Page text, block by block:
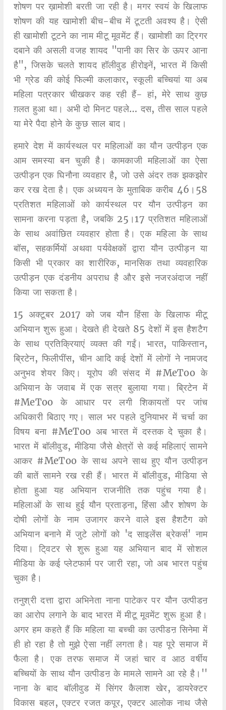
शोषण पर ख़ामोशी बरती जा रही है। मगर स्वयं के खिलाफ
शोषण की यह खामोशी बीच-बीच में टूटती अवश्य है। ऐसी
ही खामोशी टूटने का नाम मीटू मूवमेंट हैं। खामोशी का ट्रिगर
दबाने की असली वजह शायद "पानी का सिर के ऊपर आना
है", जिसके चलते शायद हॉलीवुड हीरोइनें, भारत में किसी
भी ग्रेड की कोई फिल्मी कलाकार, स्कूली बच्चियां या अब
महिला पत्रकार चीखकर कह रही हैं- हां, मेरे साथ कुछ
ग़लत हुआ था। अभी दो मिनट पहले… दस, तीस साल पहले
या मेरे पैदा होने के कुछ साल बाद।
हमारे देश में कार्यस्थल पर महिलाओं का यौन उत्पीड़न एक
आम समस्या बन चुकी है। कामकाजी महिलाओं का ऐसा
उत्पीड़न एक घिनौना व्यवहार है, जो उसे अंदर तक झकझोर
कर रख देता है। एक अध्ययन के मुताबिक करीब 46।58
प्रतिशत महिलाओं को कार्यस्थल पर यौन उत्पीड़न का
सामना करना पड़ता है, जबकि 25।17 प्रतिशत महिलाओं
के साथ अवांछित व्यवहार होता है। एक महिला के साथ
बॉस, सहकर्मियों अथवा पर्यवेक्षकों द्वारा यौन उत्पीड़न या
किसी भी प्रकार का शारीरिक, मानसिक तथा व्यवहारिक
उत्पीड़न एक दंडनीय अपराध है और इसे नजरअंदाज नहीं
किया जा सकता है।
15 अक्टूबर 2017 को जब यौन हिंसा के खिलाफ मीटू
अभियान शुरू हुआ। देखते ही देखते 85 देशों में इस हैशटैग
के साथ प्रतिक्रियाएं व्यक्त की गईं। भारत, पाकिस्तान,
ब्रिटेन, फिलीपींस, चीन आदि कई देशों में लोगों ने नामजद
अनुभव शेयर किए। यूरोप की संसद में #MeToo के
अभियान के जवाब में एक सत्र बुलाया गया। ब्रिटेन में
#MeToo के आधार पर लगी शिकायतों पर जांच
अधिकारी बिठाए गए। साल भर पहले दुनियाभर में चर्चा का
विषय बना #MeToo अब भारत में दस्तक दे चुका है।
भारत में बॉलीवुड, मीडिया जैसे क्षेत्रों से कई महिलाएं सामने
आकर #MeToo के साथ अपने साथ हुए यौन उत्पीड़न
की बातें सामने रख रही हैं। भारत में बॉलीवुड, मीडिया से
होता हुआ यह अभियान राजनीति तक पहुंच गया है।
महिलाओं के साथ हुई यौन प्रताड़ना, हिंसा और शोषण के
दोषी लोगों के नाम उजागर करने वाले इस हैशटैग को
अभियान बनाने में जुटे लोगों को 'द साइलेंस ब्रेकर्स' नाम
दिया। टि्वटर से शुरू हुआ यह अभियान बाद में सोशल
मीडिया के कई प्लेटफार्म पर जारी रहा, जो अब भारत पहुंच
चुका है।
तनुश्री दत्ता द्वारा अभिनेता नाना पाटेकर पर यौन उत्पीडऩ
का आरोप लगाने के बाद भारत में मीटू मूवमेंट शुरू हुआ है।
अगर हम कहते हैं कि महिला या बच्ची का उत्पीडऩ सिनेमा में
ही हो रहा है तो मुझे ऐसा नहीं लगता है। यह पूरे समाज में
फैला है। एक तरफ समाज में जहां चार व आठ वर्षीय
बच्चियों के साथ यौन उत्पीडऩ के मामले सामने आ रहे है।''
नाना के बाद बॉलीवुड में सिंगर कैलाश खेर, डायरेक्टर
विकास बहल, एक्टर रजत कपूर, एक्टर आलोक नाथ जैसे